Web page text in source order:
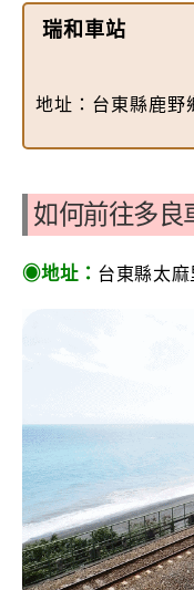
瑞和車站
地址： 台東縣鹿野
如何前往多良
◉地址： 台東縣太